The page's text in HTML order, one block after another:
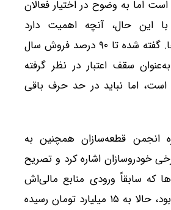
اما به وضوح در اختیار فعالان
این حال، آنچه اهمیت دارد
اجراست، نه وعده‌ها. گفته شده تا ۹۰ درصد فروش سال
سقف اعتبار در نظر گرفته
اما نباید در حد حرف باقی
انجمن قطعه‌سازان همچنین به
خودروسازان اشاره کرد و تصریح
که سابقاً ورودی منابع مالی‌اش
هزار میلیارد تومان بود، حالا به ۱۵ میلیارد تومان رسیده